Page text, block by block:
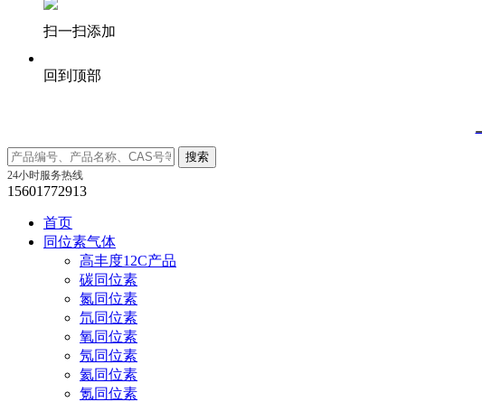
扫一扫添加
回到顶部
24小时服务热线
15601772913
首页
同位素气体
高丰度12C产品
碳同位素
氮同位素
氘同位素
氧同位素
氖同位素
氦同位素
氪同位素